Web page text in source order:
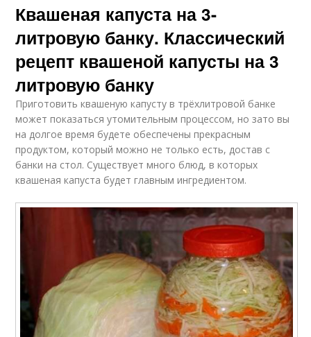
Квашеная капуста на 3-
литровую банку. Классический
рецепт квашеной капусты на 3
литровую банку
Приготовить квашеную капусту в трёхлитровой банке
может показаться утомительным процессом, но зато вы
на долгое время будете обеспечены прекрасным
продуктом, который можно не только есть, достав с
банки на стол. Существует много блюд, в которых
квашеная капуста будет главным ингредиентом.